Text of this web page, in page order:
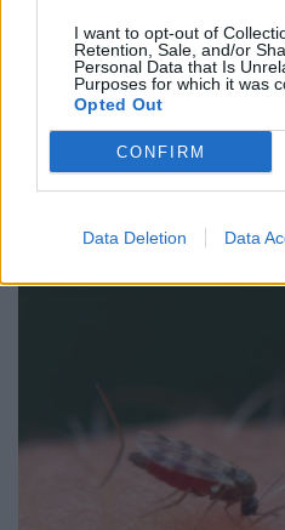
I want to opt-out of
Retention, Sale, and/or
Personal Data that Is
Purposes for which it was
Opted Out
CONFIRM
Data Deletion Data
Ιός Δυτικού Νείλου:
Έξαρση των κρουσμάτων